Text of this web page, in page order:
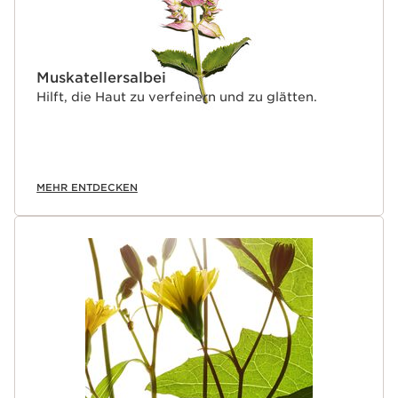
Muskatellersalbei
Hilft, die Haut zu verfeinern und zu glätten.
MEHR ENTDECKEN